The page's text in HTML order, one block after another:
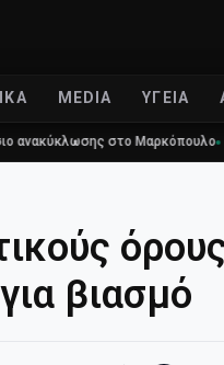
MEDIA ΥΓΕΊΑ
στο Μαρκόπουλο
βιασμό